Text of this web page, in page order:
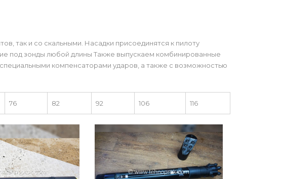
так и со скальными. Насадки присоединятся к пилоту
под зонды любой длины Также выпускаем комбинированные
компенсаторами ударов, а также с возможностью
76 82 92 106 116